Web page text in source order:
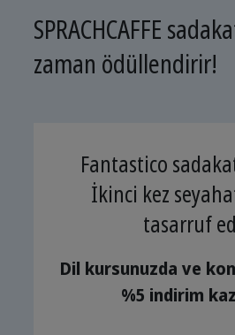
SPRACHCAFFE
zaman ödüllendirir!
Fantastico
İkinci kez
tasarruf
Dil kursunuzda ve
%5 indirim